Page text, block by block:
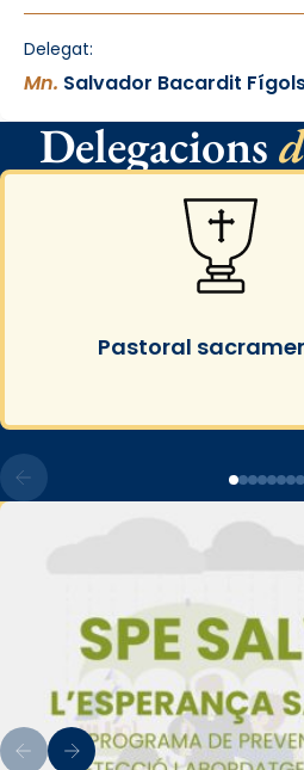
Delegat:
Mn. Salvador Bacardit
Delegacions
Pastoral